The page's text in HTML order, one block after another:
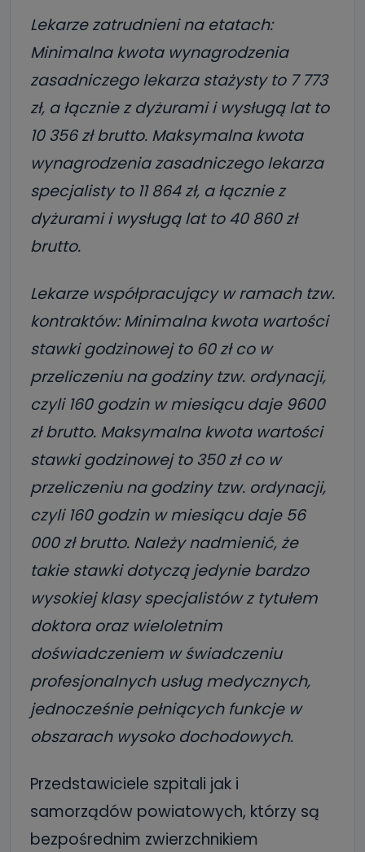
Lekarze zatrudnieni na etatach:
Minimalna kwota wynagrodzenia
zasadniczego lekarza stażysty to 7 773
zł, a łącznie z dyżurami i wysługą lat to
10 356 zł brutto. Maksymalna kwota
wynagrodzenia zasadniczego lekarza
specjalisty to 11 864 zł, a łącznie z
dyżurami i wysługą lat to 40 860 zł
brutto.
Lekarze współpracujący w ramach tzw.
kontraktów: Minimalna kwota wartości
stawki godzinowej to 60 zł co w
przeliczeniu na godziny tzw. ordynacji,
czyli 160 godzin w miesiącu daje 9600
zł brutto. Maksymalna kwota wartości
stawki godzinowej to 350 zł co w
przeliczeniu na godziny tzw. ordynacji,
czyli 160 godzin w miesiącu daje 56
000 zł brutto. Należy nadmienić, że
takie stawki dotyczą jedynie bardzo
wysokiej klasy specjalistów z tytułem
doktora oraz wieloletnim
doświadczeniem w świadczeniu
profesjonalnych usług medycznych,
jednocześnie pełniących funkcje w
obszarach wysoko dochodowych.
Przedstawiciele szpitali jak i
samorządów powiatowych, którzy są
bezpośrednim zwierzchnikiem